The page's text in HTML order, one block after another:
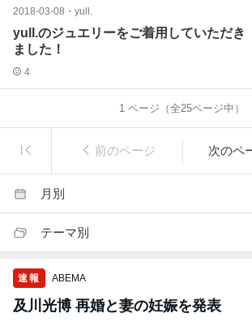
2018-03-08 ・ yull.
yull.のジュエリーをご着用していただき
ました！
4
1ページ（全25ページ中）
前のページ 次のペ
月別
テーマ別
速報 ABEMA
及川光博 再婚と妻の妊娠を発表